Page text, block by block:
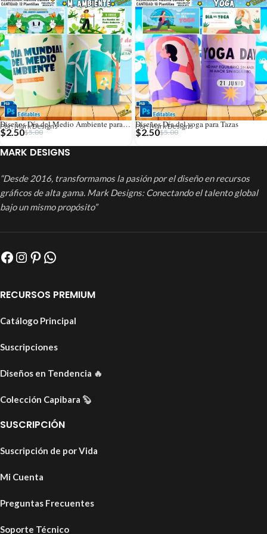
Diseños Día del Medio Ambiente para Tazas
Por: Mark Designs
$5.00
$2.50
Diseños Día del yoga para Tazas
Por: Mark Designs
$5.00
$2.50
MARK DESIGNS
“Desde 2016, transformamos la pasión por el diseño en recursos
gráficos de alta gama. Mark Designs: Conectando el talento global
bajo un mismo propósito”
RECURSOS PREMIUM
Catálogo Principal
Suscripciones
Diseños en Tendencia 🔥
Colección Capibara 🦫
SUSCRIPCIÓN
Suscripción de por Vida
Mi Cuenta
Preguntas Frecuentes
Soporte Técnico